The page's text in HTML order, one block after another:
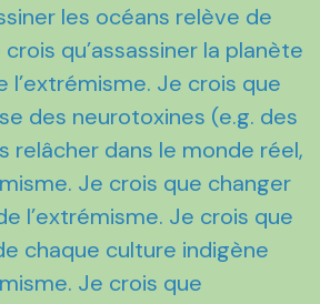
les océans relève de
qu’assassiner la planète
l’extrémisme. Je crois que
des neurotoxines (e.g. des
relâcher dans le monde réel,
Je crois que changer
l’extrémisme. Je crois que
chaque culture indigène
Je crois que